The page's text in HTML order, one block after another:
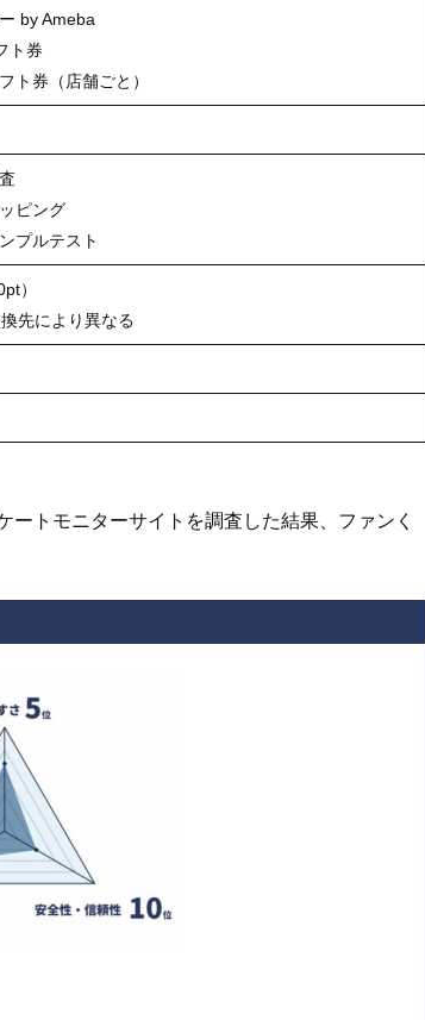
by Ameba
ト券
ト券（店舗ごと）
ピング
プルテスト
）
先により異なる
トモニターサイトを調査した結果、ファンく